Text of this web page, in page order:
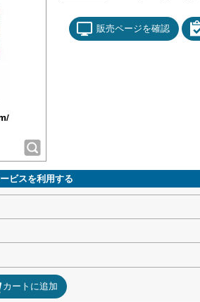
販売ページを確認
ビスを利用する
カートに追加